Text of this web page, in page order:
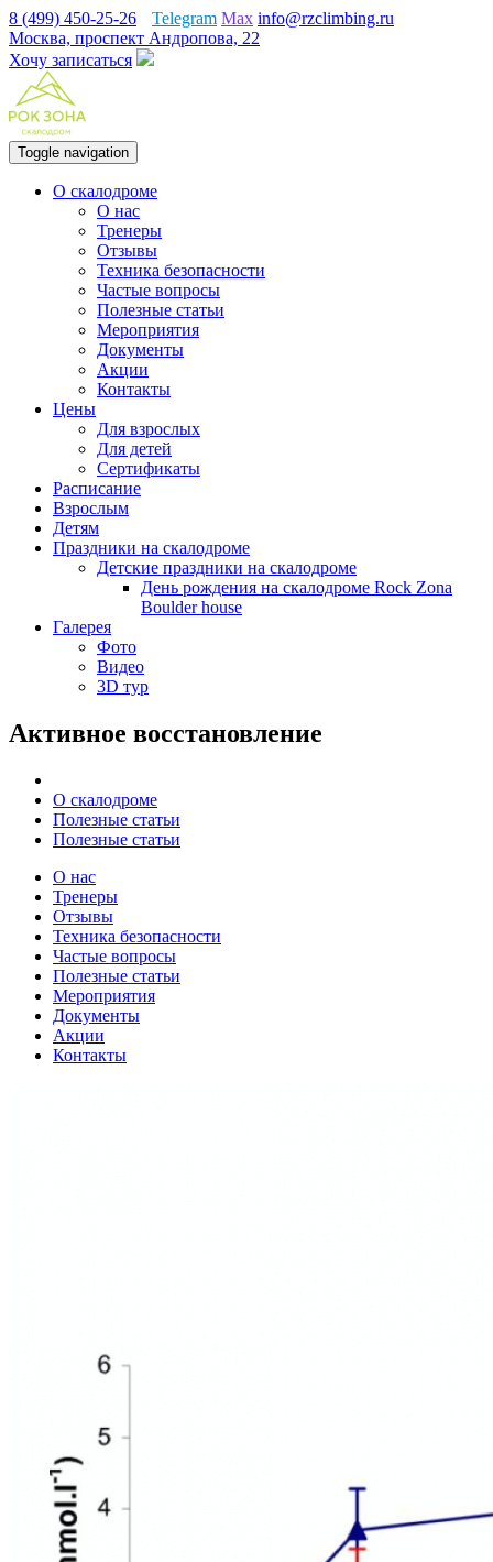
8 (499) 450-25-26 Telegram Max info@rzclimbing.ru
Москва, проспект Андропова, 22
Хочу записаться
Toggle navigation
О скалодроме
О нас
Тренеры
Отзывы
Техника безопасности
Частые вопросы
Полезные статьи
Мероприятия
Документы
Акции
Контакты
Цены
Для взрослых
Для детей
Сертификаты
Расписание
Взрослым
Детям
Праздники на скалодроме
Детские праздники на скалодроме
День рождения на скалодроме Rock Zona
Boulder house
Галерея
Фото
Видео
3D тур
Активное восстановление
О скалодроме
Полезные статьи
Полезные статьи
О нас
Тренеры
Отзывы
Техника безопасности
Частые вопросы
Полезные статьи
Мероприятия
Документы
Акции
Контакты